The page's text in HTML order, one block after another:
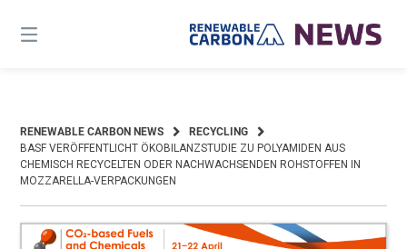
content
RENEWABLE CARBON NEWS
RECYCLING
BASF VER­ÖFFENT­LICHT ÖKO­BILANZ­STUDIE ZU POLY­AMIDEN AUS
CHEMISCH RECYCELTEN ODER NACH­WACHSENDEN ROH­STOFFEN IN
MOZZARELLA-VER­PACK­UNGEN